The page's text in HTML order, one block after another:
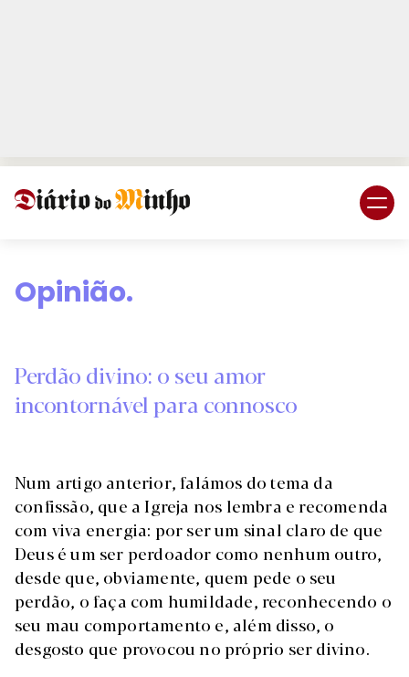
Opinião.
Perdão divino: o seu amor
incontornável para connosco
Num artigo anterior, falámos do tema da
confissão, que a Igreja nos lembra e recomenda
com viva energia: por ser um sinal claro de que
Deus é um ser perdoador como nenhum outro,
desde que, obviamente, quem pede o seu
perdão, o faça com humildade, reconhecendo o
seu mau comportamento e, além disso, o
desgosto que provocou no próprio ser divino.